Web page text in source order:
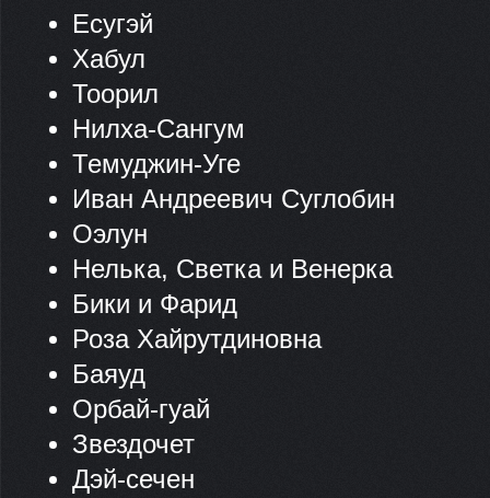
Есугэй
Хабул
Тоорил
Нилха-Сангум
Темуджин-Уге
Иван Андреевич Суглобин
Оэлун
Нелька, Светка и Венерка
Бики и Фарид
Роза Хайрутдиновна
Баяуд
Орбай-гуай
Звездочет
Дэй-сечен